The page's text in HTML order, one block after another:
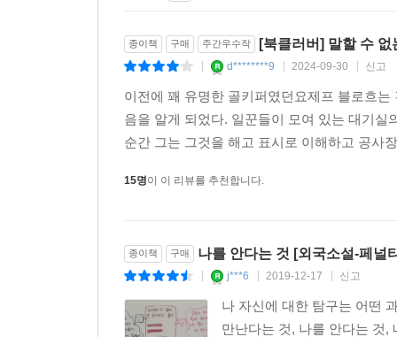
종이책 구매 주간우수작 [북클러버] 말할 수 없
d********9 2024-09-30 신고
이전에 꽤 유명한 골키퍼였던요제프 블로흐
음을 알게 되었다. 일꾼들이 모여 있는 대기
순간 그는 그것을 해고 표시로 이해하고 공사
15명이 이 리뷰를 추천합니다.
종이책 구매 나를 안다는 것 [외국소설-페널
j***6 2019-12-17 신고
나 자신에 대한 탐구는 어떤
만난다는 것, 나를 안다는 것,